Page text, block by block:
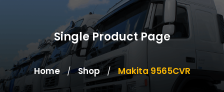
Single Product Page
Home / Shop / Makita 9565CVR